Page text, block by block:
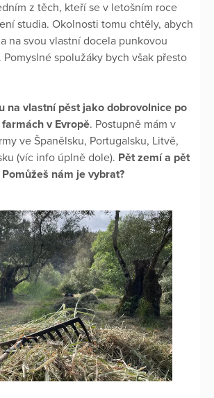
z těch, kteří se v letošním roce
studia. Okolnosti tomu chtěly, abych
na svou vlastní docela punkovou
Pomyslné spolužáky bych však přesto
na vlastní pěst jako dobrovolnice po
v Evropě. Postupně mám v
ve Španělsku, Portugalsku, Litvě,
(víc info úplně dole). Pět zemí a pět
nám je vybrat?